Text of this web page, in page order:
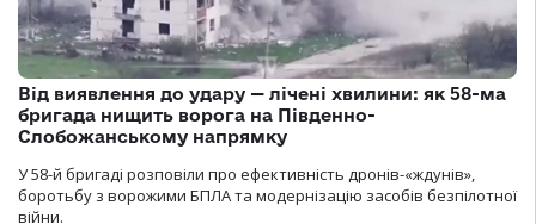
Від виявлення до удару — лічені хвилини: як 58-ма
бригада нищить ворога на Південно-
Слобожанському напрямку
У 58-й бригаді розповіли про ефективність дронів-«ждунів»,
боротьбу з ворожими БПЛА та модернізацію засобів безпілотної
війни.